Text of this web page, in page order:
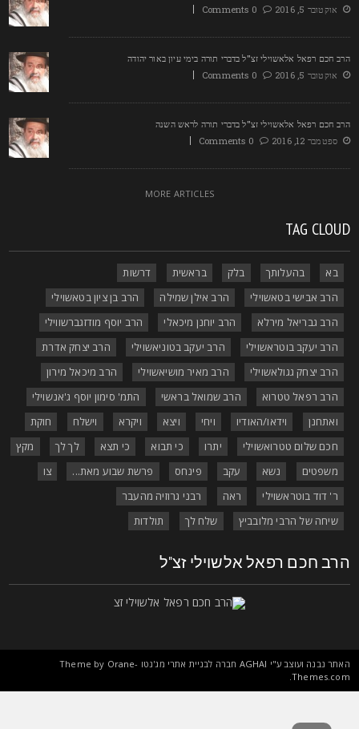
אוקטובר 5, 2016
0 Comments
חכם רפאל אלאשוילי זצ"ל בדברי תורה בימי עיון באור יהודה
אוקטובר 5, 2016
0 Comments
חכם רפאל אלאשוילי זצ"ל בדברי תורה לראש השנה
ספטמבר 12, 2016
0 Comments
MORE ARTICLES
TAG
בא בהעלותך בלק בראשית
דרשות
הרב אבישי בטאשוילי
הרב אילן שמילה
הרב בן ציון בטאשוילי
הרב גבריאל מירלא
הרב יוחנן מיכאלי
הרב יוסף מודזגברשווילי
הרב יעקב בוטראשוילי
הרב יעקב בטוניאשוילי
הרב יצחק אדרת
הרב יצחק גגולאשוילי
הרב מאיר מושיאשוילי
הרב מיכאל מירון
הרב רפאל טטרוא
הרב שמואל בראשי
התמ' סימון יוסף ג'אנשוילי
ואתחנן
וידאו/האודיו ויחי ויצא ויקרא וישלח
חוקת
חכם שלום טטרואשוילי
יתרו כי תבוא כי תצא לך לך
מקץ
משפטים
נשא עקב פינחס פרשת שבוע מאת...
ר' דוד בוטראשוילי
ראה
רבני גרוזיה מהעבר
שיחה של הרבי מלובביץ
שלח לך תולדות
חכם רפאל אלשוילי זצ"ל
נבנה ועוצב ע"יAGHAIחברה לבניית אתרי מג'נטו Theme byOrane-
.